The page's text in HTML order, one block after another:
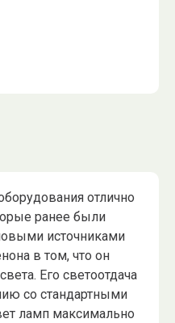
отлично
ранее были
источниками
в том, что он
Его светоотдача
со стандартными
ламп максимально